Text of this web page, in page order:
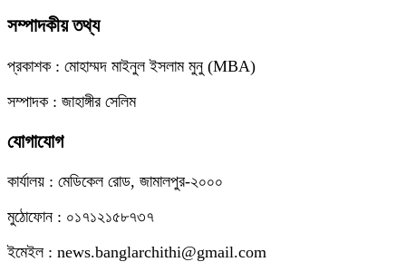
সম্পাদকীয় তথ্য
প্রকাশক : মোহাম্মদ মাইনুল ইসলাম মুনু (MBA)
সম্পাদক : জাহাঙ্গীর সেলিম
যোগাযোগ
কার্যালয় : মেডিকেল রোড, জামালপুর-২০০০
মুঠোফোন : ০১৭১২১৫৮৭৩৭
ইমেইল : news.banglarchithi@gmail.com